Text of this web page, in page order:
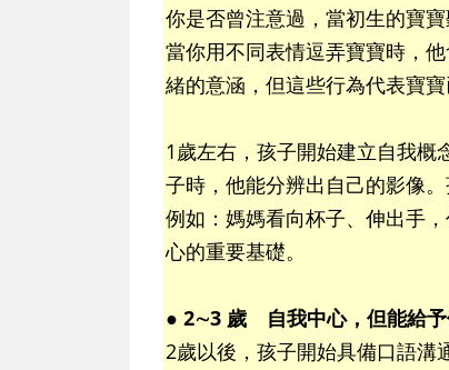
你是否曾注意過，當初生的寶
當你用不同表情逗弄寶寶時，
緒的意涵，但這些行為代表寶
1歲左右，孩子開始建立自我
子時，他能分辨出自己的影像
例如：媽媽看向杯子、伸出手
心的重要基礎。
● 2∼3 歲 自我中心，但能給予
2歲以後，孩子開始具備口語溝